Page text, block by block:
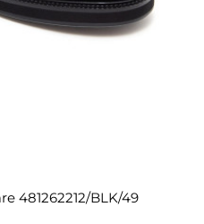
481262212/BLK/49